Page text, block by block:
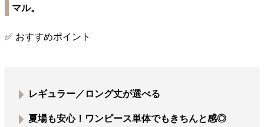
マル。
✅ おすすめポイント
レギュラー／ロング丈が選べる
夏場も安心！ワンピース単体でもきちんと感◎